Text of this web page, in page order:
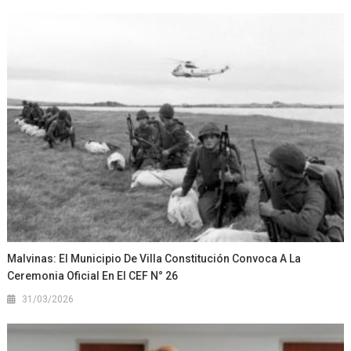
Malvinas: El Municipio De Villa Constitución Convoca A La
Ceremonia Oficial En El CEF N° 26
31/03/2026